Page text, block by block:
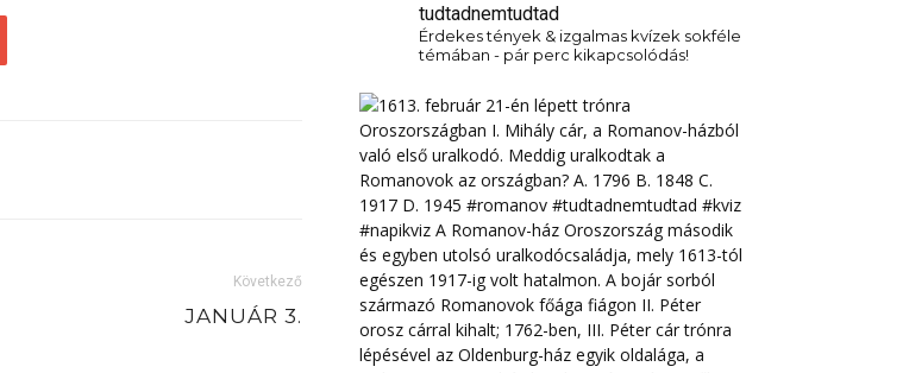
Következő
JANUÁR 3.
tudtadnemtudtad
Érdekes tények & izgalmas kvízek sokféle
témában - pár perc kikapcsolódás!